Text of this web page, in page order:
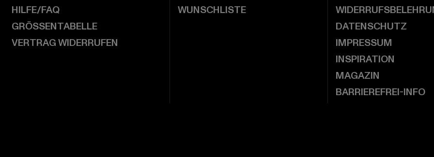
HILFE/FAQ
GRÖSSENTABELLE
VERTRAG WIDERRUFEN
WUNSCHLISTE
DATENSCHUTZ
IMPRESSUM
INSPIRATION
MAGAZIN
BARRIEREFREI-INFO